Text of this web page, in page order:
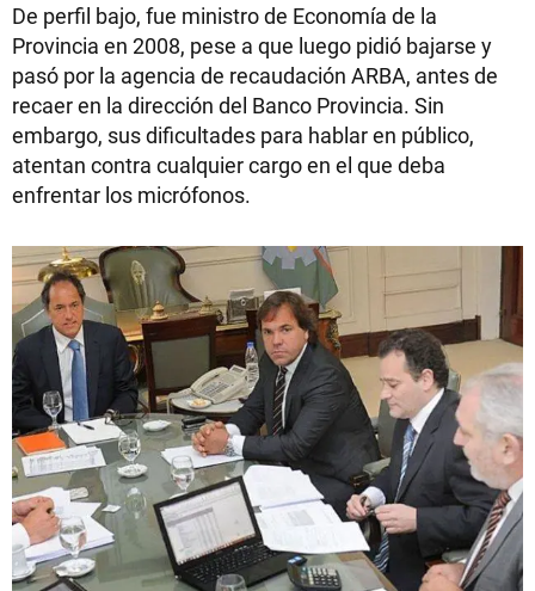
De perfil bajo, fue ministro de Economía de la
Provincia en 2008, pese a que luego pidió bajarse y
pasó por la agencia de recaudación ARBA, antes de
recaer en la dirección del Banco Provincia. Sin
embargo, sus dificultades para hablar en público,
atentan contra cualquier cargo en el que deba
enfrentar los micrófonos.